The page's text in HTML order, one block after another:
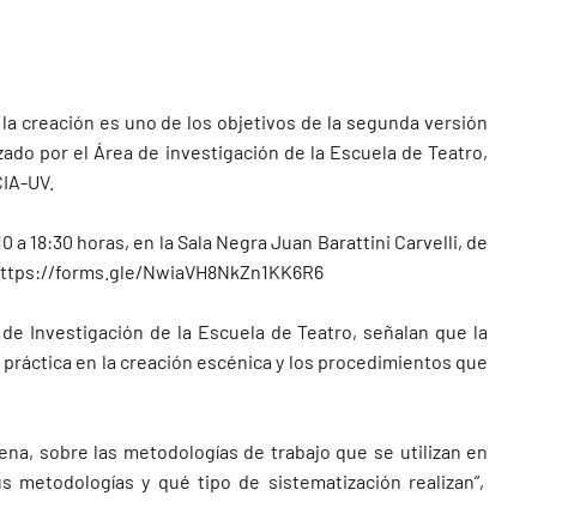
creación es uno de los objetivos de la segunda versión
por el Área de investigación de la Escuela de Teatro,
UV.
18:30 horas, en la Sala Negra Juan Barattini Carvelli, de
forms.gle/NwiaVH8NkZn1KK6R6
Investigación de la Escuela de Teatro, señalan que la
en la creación escénica y los procedimientos que
sobre las metodologías de trabajo que se utilizan en
y qué tipo de sistematización realizan”,